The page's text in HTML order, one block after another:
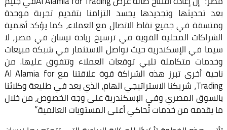
بعد تحديثها وتجديدها يجسد التزامنا بتقديم تجربة موحدة
ومتسقة في جميع نقاط الاتصال مع العملاء، كما يؤكد أهمية
الشراكات المحلية القوية في ترسيخ ريادة نيسان في مصر، لا
سيما في الإسكندرية حيث نواصل الاستثمار في شبكة مبيعات
وخدمات متكاملة تلبي توقعات العملاء وتتفوق عليها. من
ناحية أخرى تبرز هذه الشراكة قوة علاقتنا مع Al Alamia for
Trading، شريكنا الاستراتيجي الهام، الذي يعد في طليعة وكلائنا
بالسوق المصري وفي الإسكندرية على وجه الخصوص، من خلال
ما يقدمه من خدمات تُحاكي أعلى المستويات العالمية.”